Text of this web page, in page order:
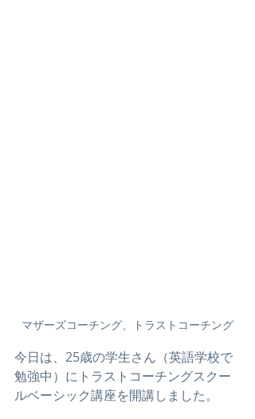
マザーズコーチング、トラストコーチング
今日は、25歳の学生さん（英語学校で
勉強中）にトラストコーチングスクー
ルベーシック講座を開講しました。